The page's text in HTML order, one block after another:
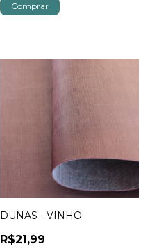
DUNAS - VINHO
R$21,99